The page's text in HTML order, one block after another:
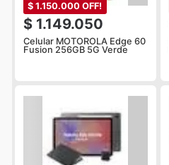
$ 1.150.000 OFF!
$ 1.149.050
Celular MOTOROLA Edge 60
Fusion 256GB 5G Verde